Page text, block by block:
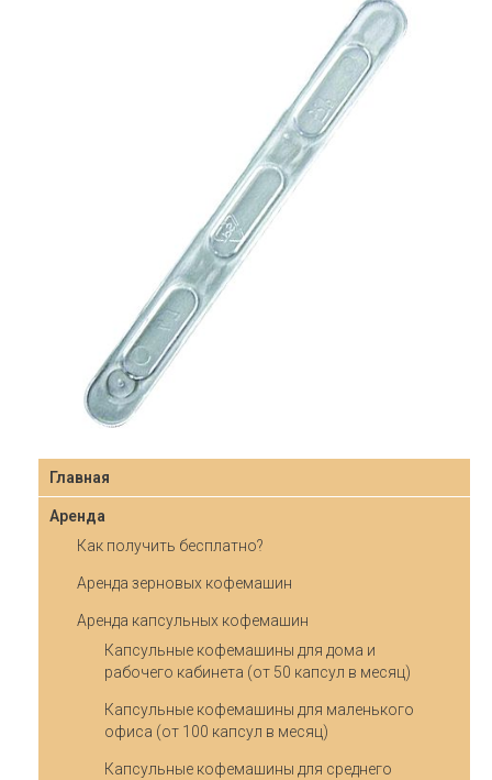
Главная
Аренда
Как получить бесплатно?
Аренда зерновых кофемашин
Аренда капсульных кофемашин
Капсульные кофемашины для дома и
рабочего кабинета (от 50 капсул в месяц)
Капсульные кофемашины для маленького
офиса (от 100 капсул в месяц)
Капсульные кофемашины для среднего